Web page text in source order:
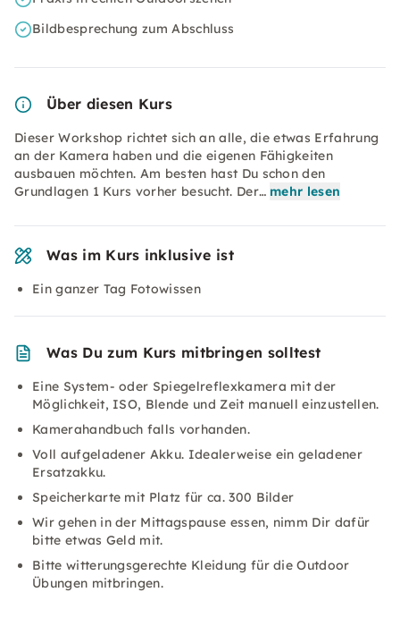
Bildbesprechung zum Abschluss
Über diesen Kurs
Dieser Workshop richtet sich an alle, die etwas Erfahrung
an der Kamera haben und die eigenen Fähigkeiten
ausbauen möchten. Am besten hast Du schon den
Grundlagen 1 Kurs vorher besucht. Der… mehr lesen
Was im Kurs inklusive ist
Ein ganzer Tag Fotowissen
Was Du zum Kurs mitbringen solltest
Eine System- oder Spiegelreflexkamera mit der
Möglichkeit, ISO, Blende und Zeit manuell einzustellen.
Kamerahandbuch falls vorhanden.
Voll aufgeladener Akku. Idealerweise ein geladener
Ersatzakku.
Speicherkarte mit Platz für ca. 300 Bilder
Wir gehen in der Mittagspause essen, nimm Dir dafür
bitte etwas Geld mit.
Bitte witterungsgerechte Kleidung für die Outdoor
Übungen mitbringen.